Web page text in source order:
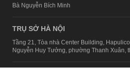
Bà Nguyễn Bích Minh
TRỤ SỞ HÀ NỘI
Tầng 21, Tòa nhà Center Building,
Nguyễn Huy Tưởng, phường Thanh Xuân,